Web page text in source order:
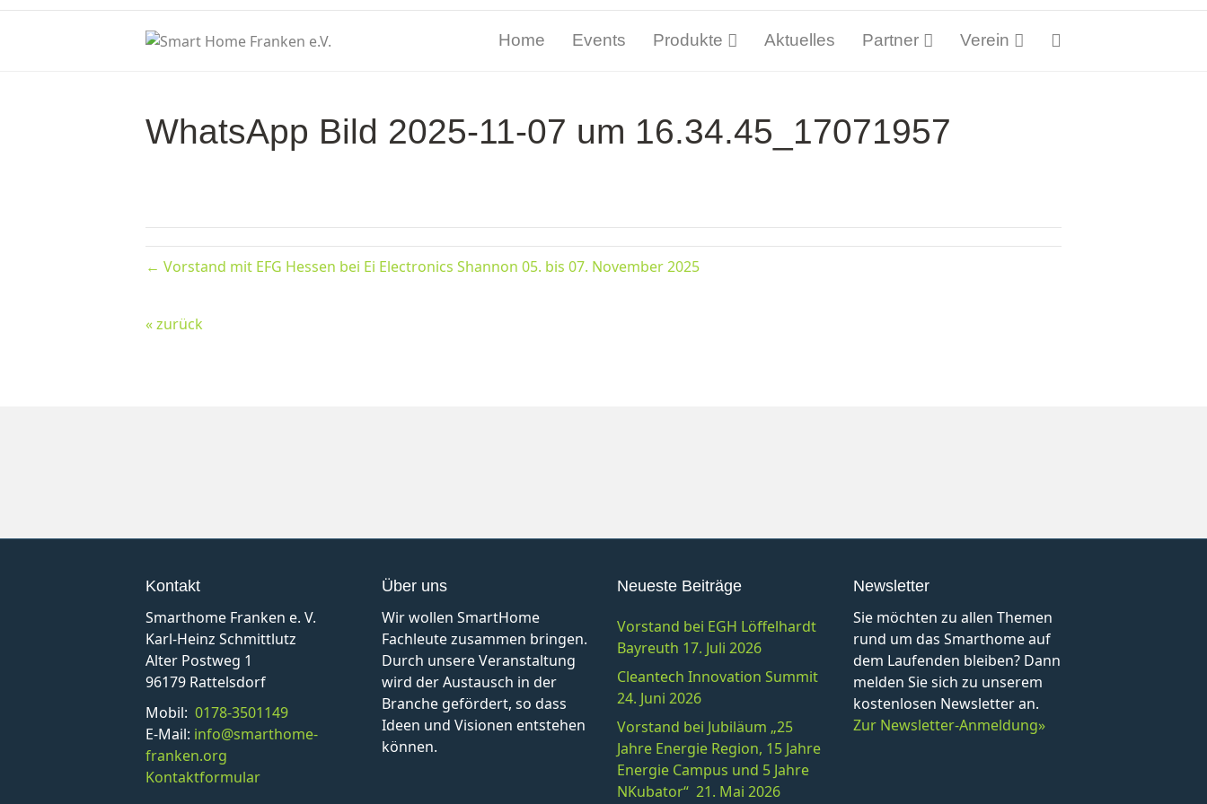
Home Events Produkte Aktuelles Partner Verein
WhatsApp Bild 2025-11-07 um 16.34.45_17071957
← Vorstand mit EFG Hessen bei Ei Electronics Shannon 05. bis 07. November 2025
« zurück
Kontakt
Smarthome Franken e. V.
Karl-Heinz Schmittlutz
Alter Postweg 1
96179 Rattelsdorf
Mobil: 0178-3501149
E-Mail: info@smarthome-
franken.org
Kontaktformular
Über uns
Wir wollen SmartHome
Fachleute zusammen bringen.
Durch unsere Veranstaltung
wird der Austausch in der
Branche gefördert, so dass
Ideen und Visionen entstehen
können.
Neueste Beiträge
Vorstand bei EGH Löffelhardt
Bayreuth 17. Juli 2026
Cleantech Innovation Summit
24. Juni 2026
Vorstand bei Jubiläum „25
Jahre Energie Region, 15 Jahre
Energie Campus und 5 Jahre
NKubator“ 21. Mai 2026
Newsletter
Sie möchten zu allen Themen
rund um das Smarthome auf
dem Laufenden bleiben? Dann
melden Sie sich zu unserem
kostenlosen Newsletter an.
Zur Newsletter-Anmeldung»